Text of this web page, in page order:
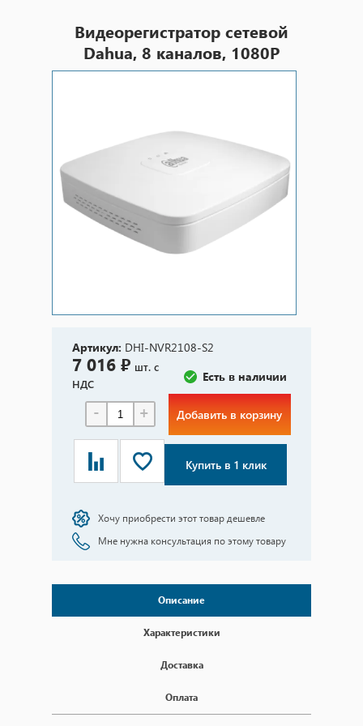
Видеорегистратор сетевой
Dahua, 8 каналов, 1080P
Артикул: DHI-NVR2108-S2
7 016 ₽ шт. с
НДС
Есть в наличии
- + Добавить в корзину
Купить в 1 клик
Хочу приобрести этот товар дешевле
Мне нужна консультация по этому товару
Описание
Характеристики
Доставка
Оплата